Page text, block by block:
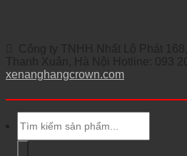
xenanghangcrown.com
kiếm: